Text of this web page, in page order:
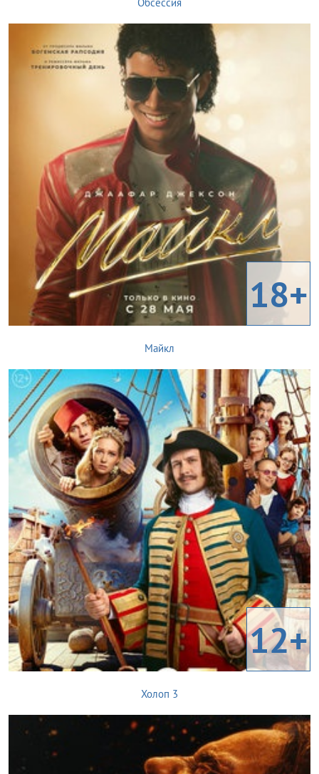
18+
Майкл
12+
Холоп 3